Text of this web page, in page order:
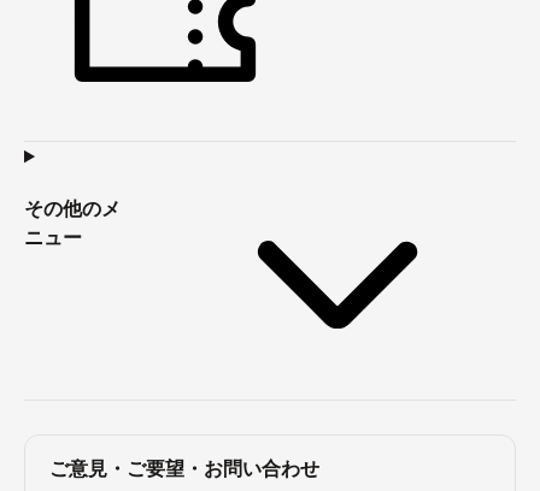
その他のメ
ニュー
ご意見・ご要望・お問い合わせ